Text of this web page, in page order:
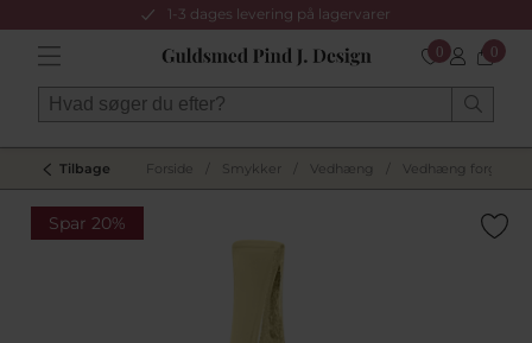
1-3 dages levering på lagervarer
0 0
Tilbage Forside Smykker Vedhæng Vedhæng forgyldt
Spar 20%